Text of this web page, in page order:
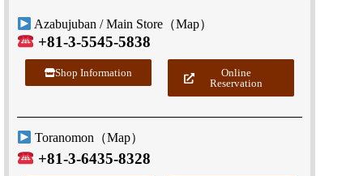
Azabujuban / Main Store（Map）
+81-3-5545-5838
Shop Information
Online
Reservation
Toranomon（Map）
+81-3-6435-8328